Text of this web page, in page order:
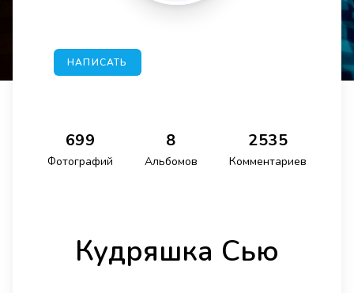
НАПИСАТЬ
699
Фотографий
8
Альбомов
2535
Комментариев
Кудряшка Сью